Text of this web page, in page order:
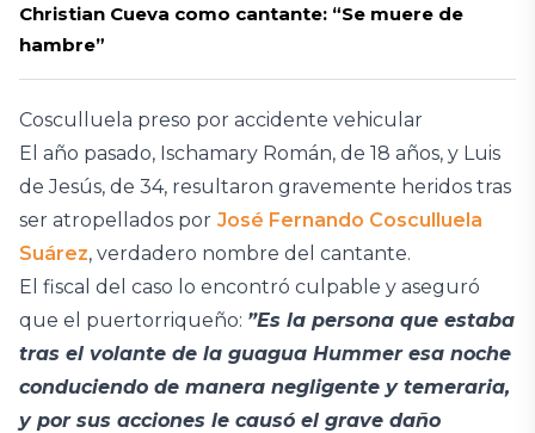
Christian Cueva como cantante: “Se muere de
hambre”
Cosculluela preso por accidente vehicular
El año pasado, Ischamary Román, de 18 años, y Luis
de Jesús, de 34, resultaron gravemente heridos tras
ser atropellados por José Fernando Cosculluela
Suárez, verdadero nombre del cantante.
El fiscal del caso lo encontró culpable y aseguró
que el puertorriqueño: ”Es la persona que estaba
tras el volante de la guagua Hummer esa noche
conduciendo de manera negligente y temeraria,
y por sus acciones le causó el grave daño